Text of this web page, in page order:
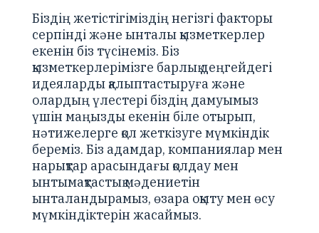
Біздің жетістігіміздің негізгі факторы
серпінді және ынталы қызметкерлер
екенін біз түсінеміз. Біз
қызметкерлерімізге барлық деңгейдегі
идеяларды қалыптастыруға және
олардың үлестері біздің дамуымыз
үшін маңызды екенін біле отырып,
нәтижелерге қол жеткізуге мүмкіндік
береміз. Біз адамдар, компаниялар мен
нарықтар арасындағы қолдау мен
ынтымақтастық мәдениетін
ынталандырамыз, өзара оқыту мен өсу
мүмкіндіктерін жасаймыз.